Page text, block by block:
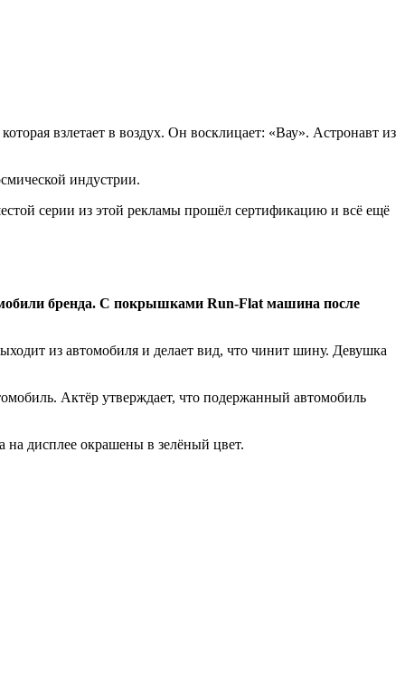
взлетает в воздух. Он восклицает: «Вау». Астронавт из
индустрии.
серии из этой рекламы прошёл сертификацию и всё ещё
бренда. С покрышками Run-Flat машина после
из автомобиля и делает вид, что чинит шину. Девушка
Актёр утверждает, что подержанный автомобиль
на дисплее окрашены в зелёный цвет.